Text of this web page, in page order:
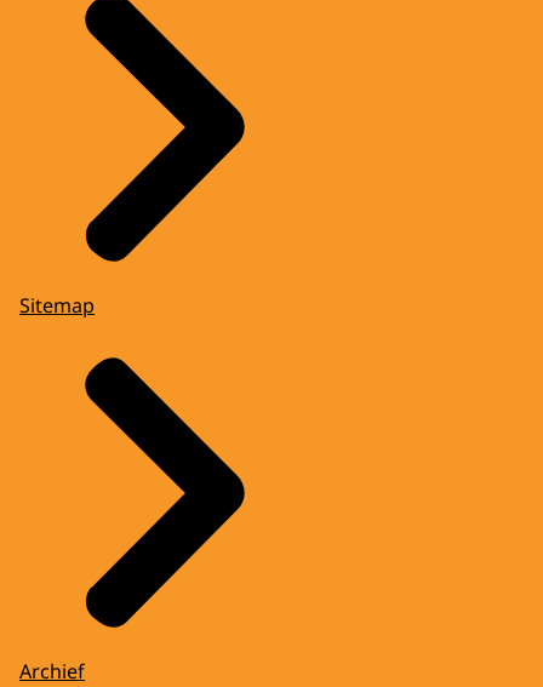
Sitemap
Archief